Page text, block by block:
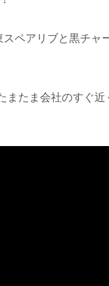
ペアリブと黒チャ
またま会社のすぐ